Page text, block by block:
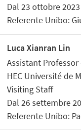
Dal 23 ottobre
Referente Unibo:
Luca Xianran Lin
Assistant Professor
HEC Université de
Visiting Staff
Dal 26 settembre
Referente Unibo: